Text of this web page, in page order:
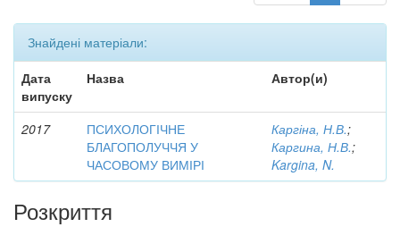
Знайдені матеріали:
Дата
випуску
Назва Автор(и)
2017
ПСИХОЛОГІЧНЕ
БЛАГОПОЛУЧЧЯ У
ЧАСОВОМУ ВИМІРІ
Каргіна, Н.В.;
Каргина, Н.В.;
Kargina, N.
Розкриття